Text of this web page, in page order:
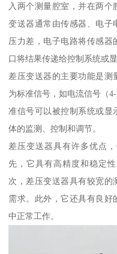
入两个测量腔室，并在两
变送器通常由传感器、电子
压力差，电子电路将传感器
口将结果传递给控制系统或显
差压变送器的主要功能是测
为标准信号，如电流信号（
准信号可以被控制系统或显
体的监测、控制和调节。
差压变送器具有许多优点
先，它具有高精度和稳定
次，差压变送器具有较宽的
需求。此外，它还具有良好
中正常工作。